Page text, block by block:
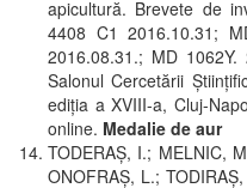
apicultură. Brevete de
4408 C1 2016.10.31;
2016.08.31.; MD
Salonul Cercetării
ediţia a XVIII-a, Cluj-
online. Medalie de aur
TODERAȘ, I.; MELNIC,
ONOFRAŞ, L.;